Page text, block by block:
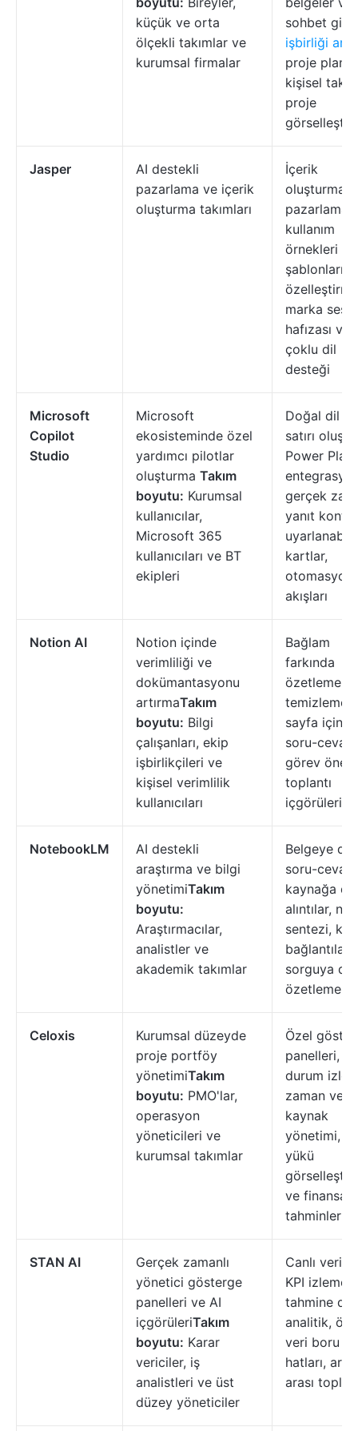
küçük ve orta
ölçekli takımlar ve
kurumsal firmalar
sohbet gibi
işbirliği
proje
kişisel
proje
Jasper
AI destekli
pazarlama ve içerik
oluşturma takımları
İçerik
oluşturma,
pazarlama
kullanım
örnekleri
şablonları,
marka ses
hafızası ve
çoklu dil
desteği
Microsoft
Copilot
Studio
Microsoft
ekosisteminde özel
yardımcı pilotlar
oluşturma Takım
boyutu: Kurumsal
kullanıcılar,
Microsoft 365
kullanıcıları ve BT
ekipleri
Doğal dil
satırı
Power
gerçek
yanıt
uyarlanabilir
kartlar,
otomasyon
akışları
Notion AI
Notion içinde
verimliliği ve
dokümantasyonu
artırmaTakım
boyutu: Bilgi
çalışanları, ekip
işbirlikçileri ve
kişisel verimlilik
kullanıcıları
Bağlam
farkında
özetleme,
temizleme,
sayfa içinde
soru-cevap,
görev
toplantı
içgörüleri
NotebookLM
AI destekli
araştırma ve bilgi
yönetimiTakım
boyutu:
Araştırmacılar,
analistler ve
akademik takımlar
Belgeye
soru-cevap,
kaynağa
alıntılar, not
sentezi,
bağlantıları,
sorguya
özetleme
Celoxis
Kurumsal düzeyde
proje portföy
yönetimiTakım
boyutu: PMO'lar,
operasyon
yöneticileri ve
kurumsal takımlar
Özel
panelleri,
durum
zaman ve
kaynak
yönetimi, iş
yükü
ve finansal
tahminler
STAN AI
Gerçek zamanlı
yönetici gösterge
panelleri ve AI
içgörüleriTakım
boyutu: Karar
vericiler, iş
analistleri ve üst
düzey yöneticiler
Canlı veri
KPI izleme,
tahmine
analitik,
veri boru
hatları,
arası